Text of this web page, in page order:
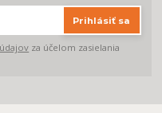
Prihlásiť sa
za účelom zasielania